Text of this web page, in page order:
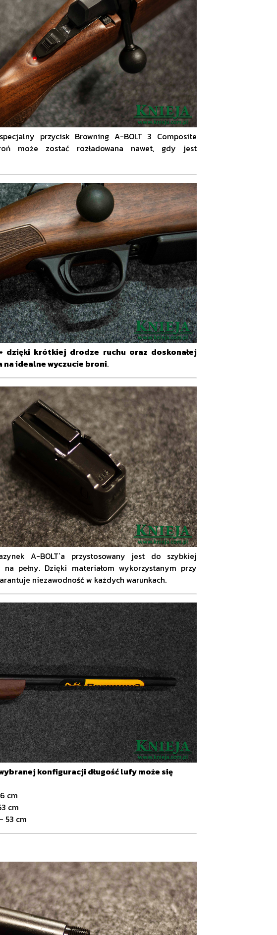
przycisk Browning A-BOLT 3 Composite
może zostać rozładowana nawet, gdy jest
dzięki krótkiej drodze ruchu oraz doskonałej
idealne wyczucie broni.
A-BOLT`a przystosowany jest do szybkiej
pełny. Dzięki materiałom wykorzystanym przy
niezawodność w każdych warunkach.
konfiguracji długość lufy może się
cm
cm
53 cm